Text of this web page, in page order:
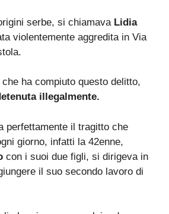
serbe, si chiamava Lidia
violentemente aggredita in Via
che ha compiuto questo delitto,
illegalmente.
perfettamente il tragitto che
giorno, infatti la 42enne,
con i suoi due figli, si dirigeva in
il suo secondo lavoro di